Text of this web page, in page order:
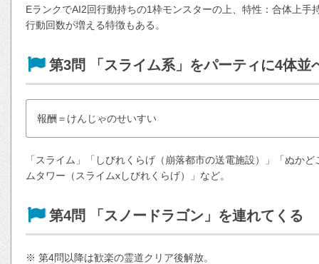
EランクでAI2回行動持ちの1枠モンスターの上、特性：合体上
行動回数が増える特徴もある。
第3問 「スライム系」をパーティに4体並
報酬＝けんじゃのせいすい
「スライム」「しびれくらげ（崩落都市の送電施設）」「ぬか
ムタワー（スライムxしびれくらげ）」など。
第4問 「スノードラゴン」を連れてくる
※ 第4問以降は歓楽の霊道クリア後解放。